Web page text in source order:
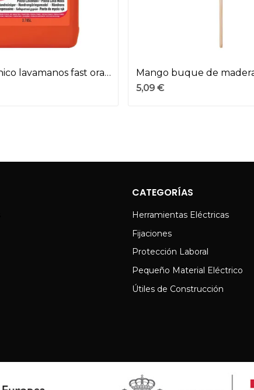
Jabón mecánico lavamanos fast orange 3,785 l
5,09 €
CATEGORÍAS
Herramientas Eléctricas
Fijaciones
Protección Laboral
Pequeño Material Eléctrico
Útiles de Construcción